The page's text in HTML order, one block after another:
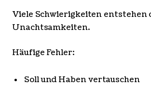
Viele Schwierigkeiten entstehen
Unachtsamkeiten.
Häufige Fehler:
Soll und Haben vertauschen